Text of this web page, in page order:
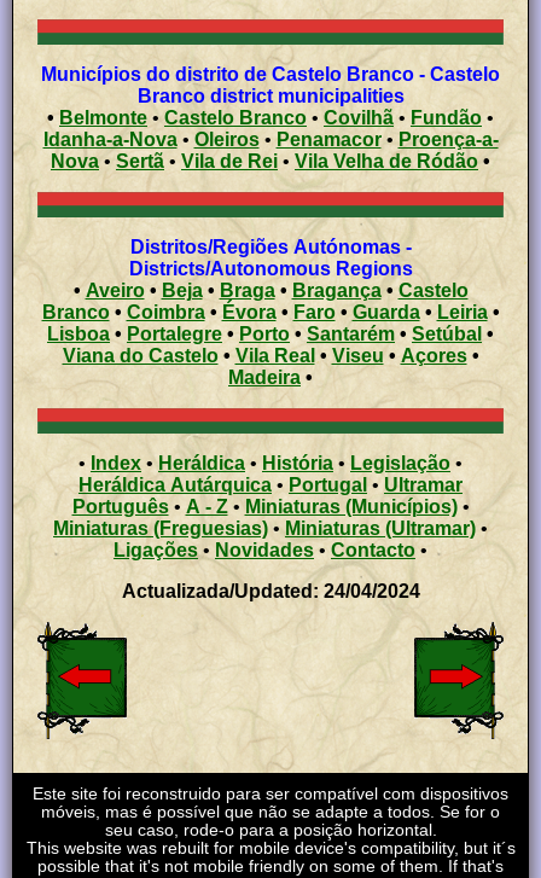
Municípios do distrito de Castelo Branco - Castelo
Branco district municipalities
• Belmonte •Castelo Branco • Covilhã • Fundão •
Idanha-a-Nova• Oleiros• Penamacor• Proença-a-
Nova • Sertã • Vila de Rei • Vila Velha de Ródão •
Distritos/Regiões Autónomas -
Districts/Autonomous Regions
•Aveiro• Beja• Braga• Bragança• Castelo
Branco• Coimbra•Évora• Faro• Guarda• Leiria•
Lisboa • Portalegre • Porto•Santarém • Setúbal •
Viana do Castelo• Vila Real • Viseu • Açores •
Madeira •
• Index • Heráldica • História • Legislação •
Heráldica Autárquica • Portugal • Ultramar
Português• A - Z• Miniaturas (Municípios)•
Miniaturas (Freguesias) •Miniaturas (Ultramar) •
Ligações• Novidades • Contacto •
Actualizada/Updated: 24/04/2024
Este site foi reconstruido para ser compatível com dispositivos
móveis, mas é possível que não se adapte a todos. Se for o
seu caso, rode-o para a posição horizontal.
This website was rebuilt for mobile device's compatibility, but it´s
possible that it's not mobile friendly on some of them. If that's